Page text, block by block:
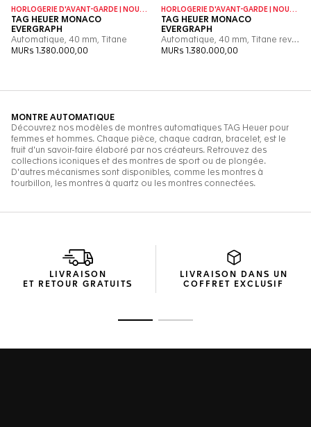
LIVRAISON
ET RETOUR GRATUITS
LIVRAISON DANS UN
COFFRET EXCLUSIF